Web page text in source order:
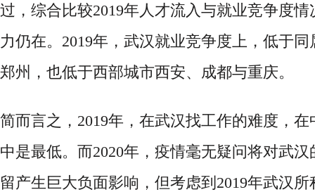
过，综合比较2019年人才流入与就业竞争度
力仍在。2019年，武汉就业竞争度上，低于
郑州，也低于西部城市西安、成都与重庆。
简而言之， 2019年，在武汉找工作的难度，
中是最低。而2020年，疫情毫无疑问将对武
留产生巨大负面影响，但考虑到2019年武汉